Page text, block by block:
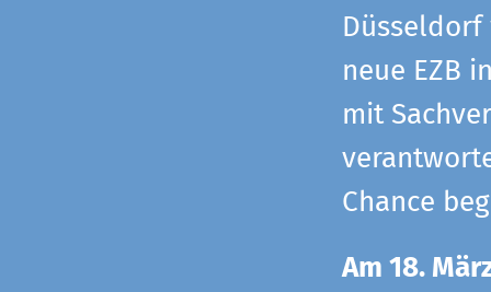
neue EZB
mit
Chance
Am 18.